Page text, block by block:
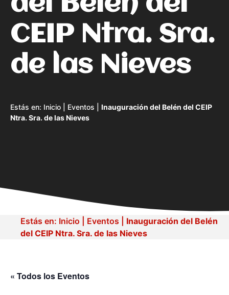
CEIP Ntra. Sra.
de las Nieves
Estás en: Inicio Eventos
Inauguración del Belén del CEIP
Ntra. Sra. de las Nieves
Estás en: Inicio Eventos
Inauguración del Belén
del CEIP Ntra. Sra. de las Nieves
« Todos los Eventos